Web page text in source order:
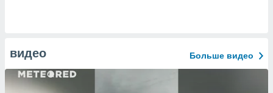
видео Больше видео